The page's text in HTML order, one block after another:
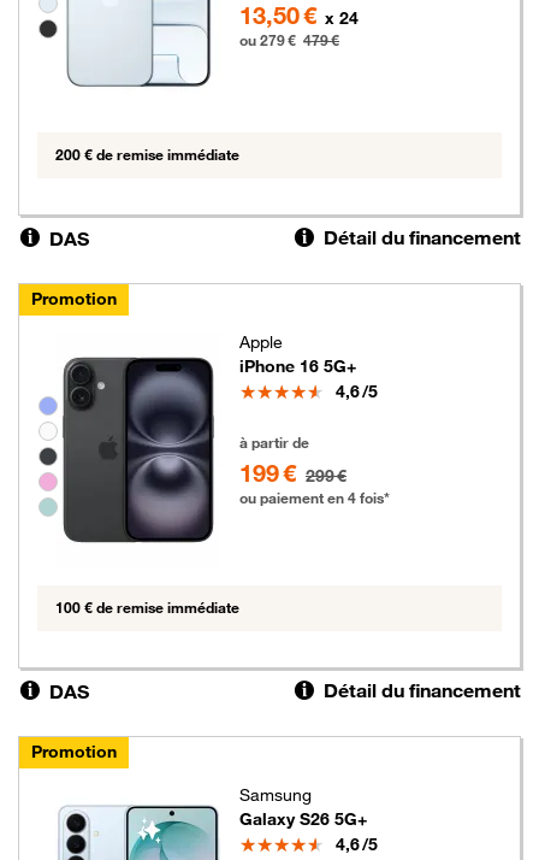
13,50 € x 24
ou 279 € 479 €
200 € de remise immédiate
DAS Détail du financement
Promotion
Groupe de couleurs disponibles non sélectionnables
Apple
iPhone 16 5G+
Note
4,6/5
à partir de
199 € 299 €
ou paiement en 4 fois*
100 € de remise immédiate
DAS Détail du financement
Promotion
Samsung
Galaxy S26 5G+
Note
4,6/5